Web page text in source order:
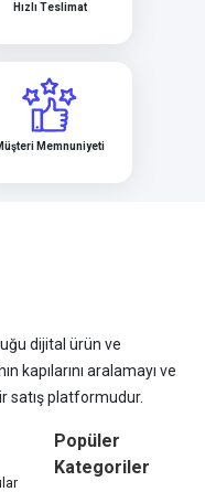
Hızlı Teslimat
Memnuniyeti
dijital ürün ve
kapılarını aralamayı ve
satış platformudur.
Popüler
Kategoriler